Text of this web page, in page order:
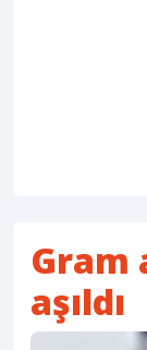
Gram
aşıldı